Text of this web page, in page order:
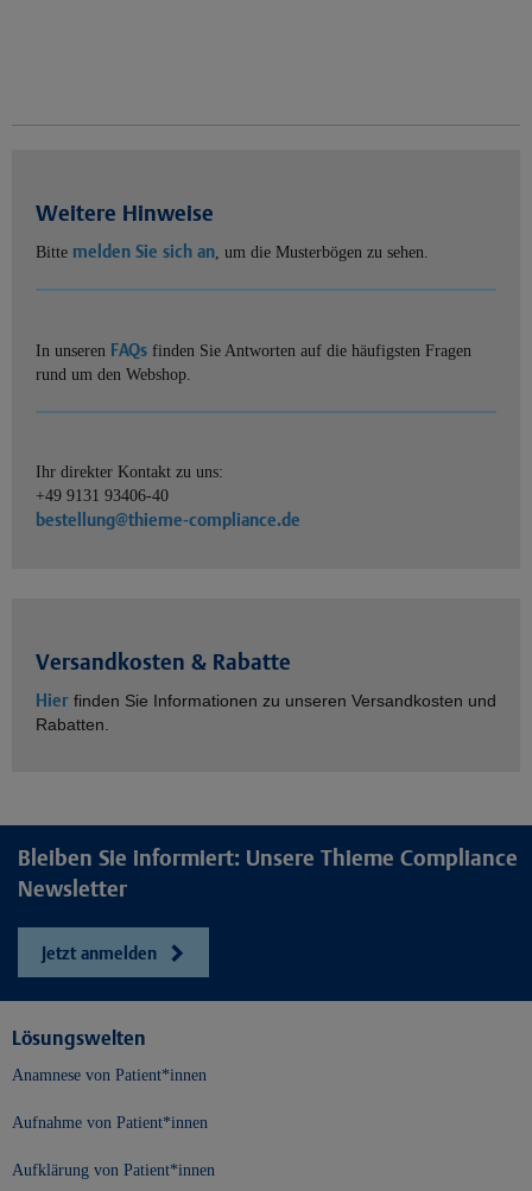
Weitere Hinweise
Bitte melden Sie sich an, um die Musterbögen zu sehen.
In unseren FAQs finden Sie Antworten auf die häufigsten Fragen
rund um den Webshop.
Ihr direkter Kontakt zu uns:
+49 9131 93406-40
bestellung@thieme-compliance.de
Versandkosten & Rabatte
Hier finden Sie Informationen zu unseren Versandkosten und
Rabatten.
Bleiben Sie informiert: Unsere Thieme Compliance
Newsletter
Jetzt anmelden
Lösungswelten
Anamnese von Patient*innen
Aufnahme von Patient*innen
Aufklärung von Patient*innen